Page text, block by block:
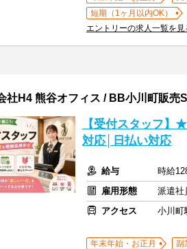
短期（1ヶ月以内OK）
エントリーの求人一覧を見
社H4 熊谷オフィス / BB小川町販売
【受付スタッフ
対応│日払い対応
給与
時給
雇用形態
派遣社
アクセス
小川町
年末年始・お正月 副